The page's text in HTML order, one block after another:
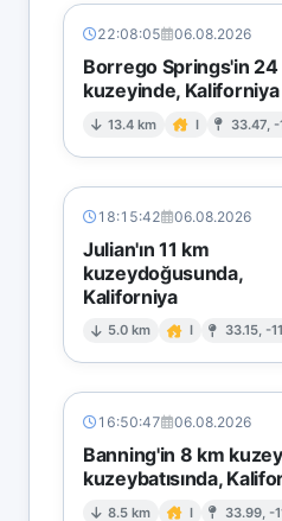
22:08:05 06.08.2026
Borrego Springs'in 24
kuzeyinde, Kaliforniya
13.4 km I 33.47, -
18:15:42 06.08.2026
Julian'ın 11 km
kuzeydoğusunda,
Kaliforniya
5.0 km I 33.15, -
16:50:47 06.08.2026
Banning'in 8 km
kuzeybatısında,
8.5 km I 33.99, -